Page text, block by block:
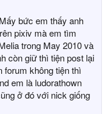
bức em thấy anh
pixiv mà em tìm
trong May 2010 và
còn giữ thì tiện post lại
forum không tiện thì
em là ludorathown
ở đó với nick giống